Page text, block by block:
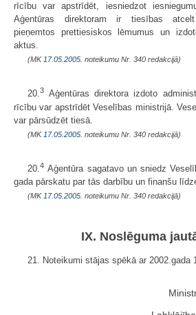
rīcību var apstrīdēt, iesniedzot
Aģentūras direktoram ir tiesības atcelt
pieņemtos prettiesiskos lēmumus un
aktus.
(MK17.05.2005. noteikumu Nr. 340 redakcijā)
20.3 Aģentūras direktora izdoto
rīcību var apstrīdēt Veselības ministrijā.
var pārsūdzēt tiesā.
(MK 17.05.2005. noteikumu Nr. 340 redakcijā)
20.4 Aģentūra sagatavo un sniedz
gada pārskatu par tās darbību un finanšu
(MK 17.05.2005. noteikumu Nr. 340 redakcijā)
IX. Noslēguma
21. Noteikumi stājas spēkā ar 2002.gada